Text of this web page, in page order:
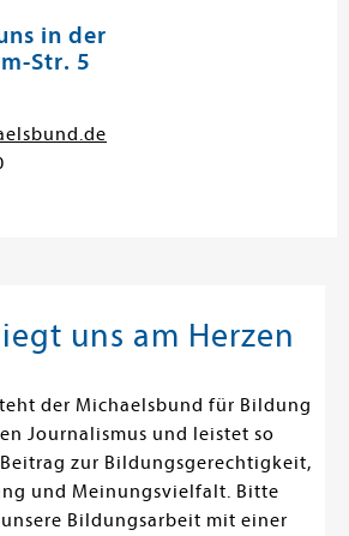
in der
Str. 5
uns am Herzen
der Michaelsbund für Bildung
Journalismus und leistet so
zur Bildungsgerechtigkeit,
und Meinungsvielfalt. Bitte
Bildungsarbeit mit einer